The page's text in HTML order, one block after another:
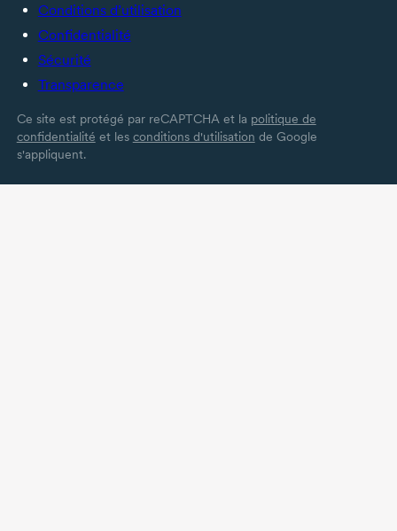
Conditions d’utilisation
Confidentialité
Sécurité
Transparence
Ce site est protégé par reCAPTCHA et la politique de
confidentialité et les conditions d'utilisation de Google
s'appliquent.